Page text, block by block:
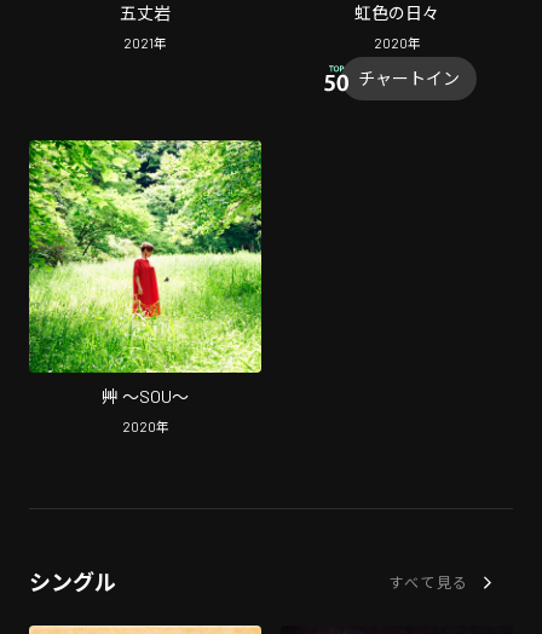
五丈岩
2021年
虹色の日々
2020年
チャートイン
艸 〜SOU〜
2020年
シングル すべて見る